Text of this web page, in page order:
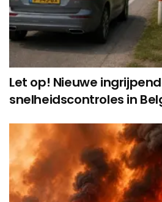
Let op! Nieuwe
snelheidscontroles in